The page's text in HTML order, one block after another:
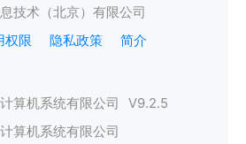
技术（北京）有限公司
权限 隐私政策 简介
算机系统有限公司 V9.2.5
算机系统有限公司